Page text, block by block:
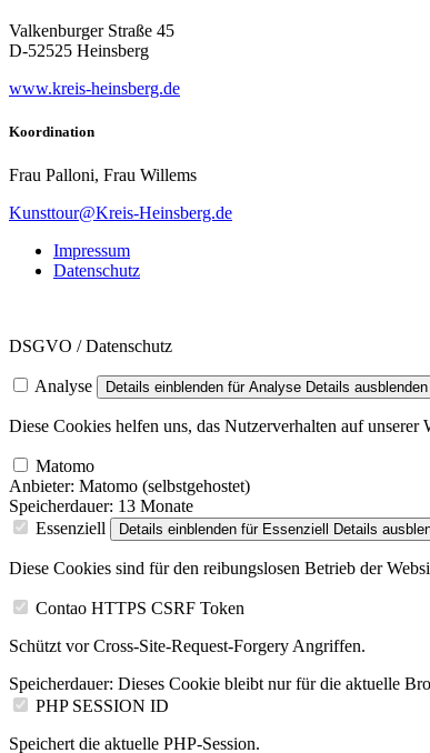
Valkenburger Straße 45
D-52525 Heinsberg
www.kreis-heinsberg.de
Koordination
Frau Palloni, Frau Willems
Kunsttour@Kreis-Heinsberg.de
Impressum
Datenschutz
DSGVO / Datenschutz
Analyse Details einblenden für Analyse Details ausblenden
Diese Cookies helfen uns, das Nutzerverhalten auf
Matomo
Anbieter: Matomo (selbstgehostet)
Speicherdauer: 13 Monate
Essenziell
Details einblenden für Essenziell Details
Diese Cookies sind für den reibungslosen Betrieb der
Contao HTTPS CSRF Token
Schützt vor Cross-Site-Request-Forgery Angriffen.
Speicherdauer: Dieses Cookie bleibt nur für die aktuelle
PHP SESSION ID
Speichert die aktuelle PHP-Session.